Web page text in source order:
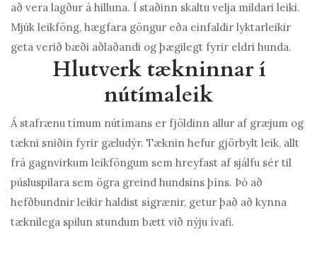
að vera lagður á hilluna. Í staðinn skaltu velja mildari leiki.
Mjúk leikföng, hægfara göngur eða einfaldir lyktarleikir
geta verið bæði aðlaðandi og þægilegt fyrir eldri hunda.
Hlutverk tækninnar í
nútímaleik
Á stafrænu tímum nútímans er fjöldinn allur af græjum og
tækni sniðin fyrir gæludýr. Tæknin hefur gjörbylt leik, allt
frá gagnvirkum leikföngum sem hreyfast af sjálfu sér til
púsluspilara sem ögra greind hundsins þíns. Þó að
hefðbundnir leikir haldist sígrænir, getur það að kynna
tæknilega spilun stundum bætt við nýju ívafi.